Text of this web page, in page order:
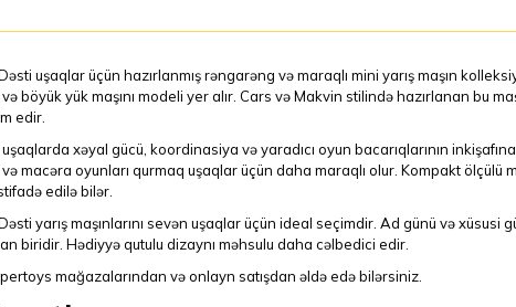
uşaqlar üçün hazırlanmış rəngarəng və maraqlı mini yarış maşın
və böyük yük maşını modeli yer alır. Cars və Makvin stilində hazırlanan bu
edir.
xəyal gücü, koordinasiya və yaradıcı oyun bacarıqlarının
və macəra oyunları qurmaq uşaqlar üçün daha maraqlı olur. Kompakt ölçülü
edilə bilər.
yarış maşınlarını sevən uşaqlar üçün ideal seçimdir. Ad günü və xüsusi
biridir. Hədiyyə qutulu dizaynı məhsulu daha cəlbedici edir.
mağazalarından və onlayn satışdan əldə edə bilərsiniz.